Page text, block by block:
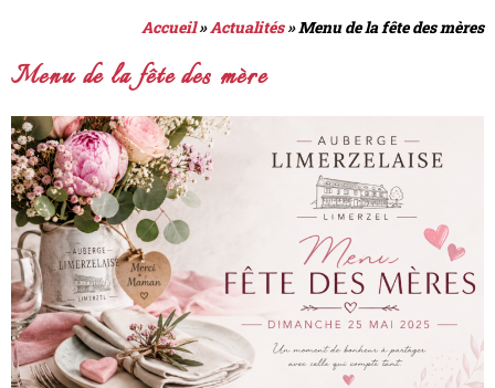
Accueil»Actualités»Menu de la fête des mères
Menu de la fête des mère